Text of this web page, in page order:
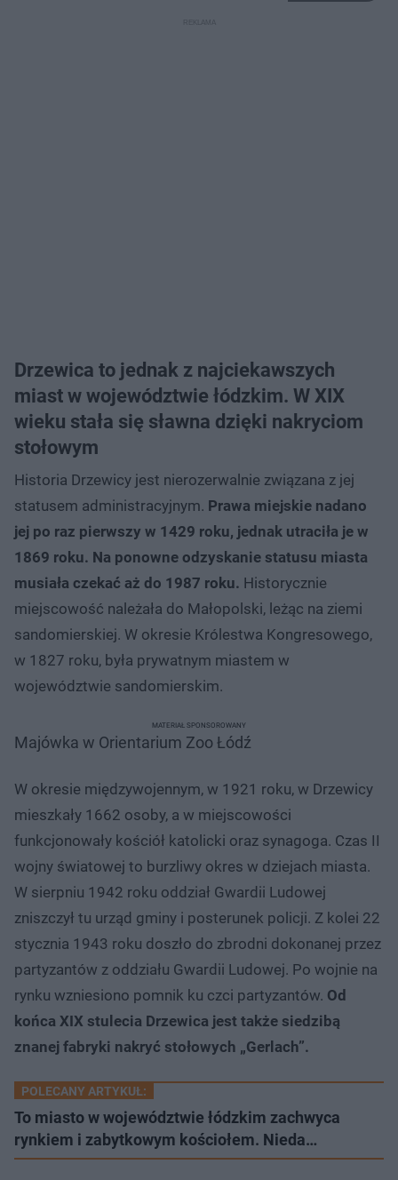
Drzewica to jednak z najciekawszych
miast w województwie łódzkim. W XIX
wieku stała się sławna dzięki nakryciom
stołowym
Historia Drzewicy jest nierozerwalnie związana z jej
statusem administracyjnym. Prawa miejskie nadano
jej po raz pierwszy w 1429 roku, jednak utraciła je w
1869 roku. Na ponowne odzyskanie statusu miasta
musiała czekać aż do 1987 roku. Historycznie
miejscowość należała do Małopolski, leżąc na ziemi
sandomierskiej. W okresie Królestwa Kongresowego,
w 1827 roku, była prywatnym miastem w
województwie sandomierskim.
Majówka w Orientarium Zoo Łódź
MATERIAŁ SPONSOROWANY
W okresie międzywojennym, w 1921 roku, w Drzewicy
mieszkały 1662 osoby, a w miejscowości
funkcjonowały kościół katolicki oraz synagoga. Czas II
wojny światowej to burzliwy okres w dziejach miasta.
W sierpniu 1942 roku oddział Gwardii Ludowej
zniszczył tu urząd gminy i posterunek policji. Z kolei 22
stycznia 1943 roku doszło do zbrodni dokonanej przez
partyzantów z oddziału Gwardii Ludowej. Po wojnie na
rynku wzniesiono pomnik ku czci partyzantów. Od
końca XIX stulecia Drzewica jest także siedzibą
znanej fabryki nakryć stołowych „Gerlach”.
POLECANY ARTYKUŁ:
To miasto w województwie łódzkim zachwyca
rynkiem i zabytkowym kościołem. Nieda…